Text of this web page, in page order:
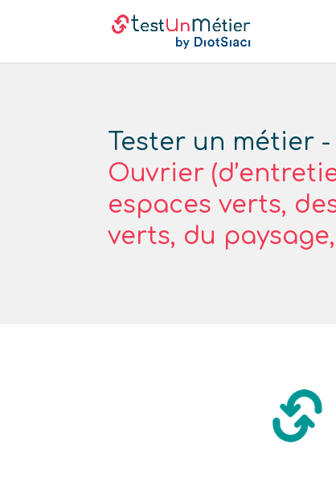
Tester un métier
Ouvrier
espaces verts,
verts, du